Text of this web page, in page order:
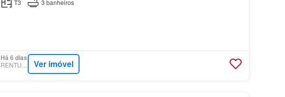
T3
3 banheiros
Há 6 dias
RENTUMO Ver imóvel